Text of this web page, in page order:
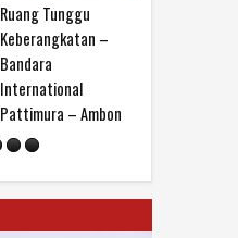
Ruang Tunggu
Keberangkatan –
Bandara
International
Pattimura – Ambon